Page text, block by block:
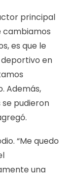
principal
cambiamos
es que le
en
Además,
pudieron
“Me quedo
una